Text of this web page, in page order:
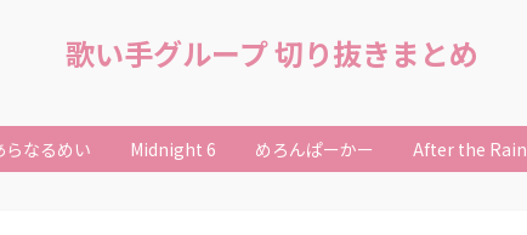
歌い手グループ 切り抜きまとめ
らなるめい Midnight 6 めろんぱーかー After the Rain